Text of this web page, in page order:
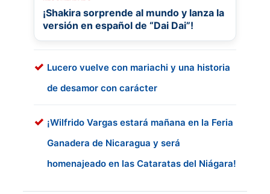
¡Shakira sorprende al mundo y lanza la
versión en español de “Dai Dai”!
Lucero vuelve con mariachi y una historia
de desamor con carácter
¡Wilfrido Vargas estará mañana en la Feria
Ganadera de Nicaragua y será
homenajeado en las Cataratas del Niágara!